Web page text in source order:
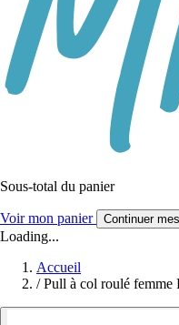
Sous-total du panier
Voir mon panier Continuer
Loading...
Accueil
/ Pull à col roulé femme